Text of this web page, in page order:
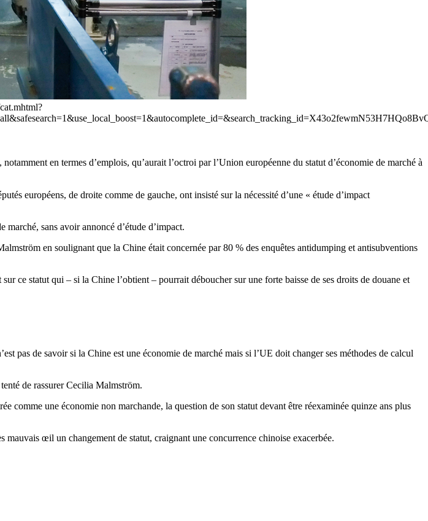
en termes d’emplois, qu’aurait l’octroi par l’Union européenne du statut d’économie de marché à
européens, de droite comme de gauche, ont insisté sur la nécessité d’une « étude d’impact
sans avoir annoncé d’étude d’impact.
en soulignant que la Chine était concernée par 80 % des enquêtes antidumping et antisubventions
ce statut qui – si la Chine l’obtient – pourrait déboucher sur une forte baisse de ses droits de douane et
pas de savoir si la Chine est une économie de marché mais si l’UE doit changer ses méthodes de calcul
de rassurer Cecilia Malmström.
une économie non marchande, la question de son statut devant être réexaminée quinze ans plus
œil un changement de statut, craignant une concurrence chinoise exacerbée.